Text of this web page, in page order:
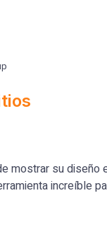
mostrar su diseño
increíble